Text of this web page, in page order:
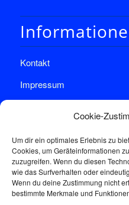
Cookie-
Um dir ein optimales Erlebnis zu
Cookies, um Geräteinformationen
zuzugreifen. Wenn du diesen
wie das Surfverhalten oder
Wenn du deine Zustimmung nicht
bestimmte Merkmale und
Kontakt
Impressum